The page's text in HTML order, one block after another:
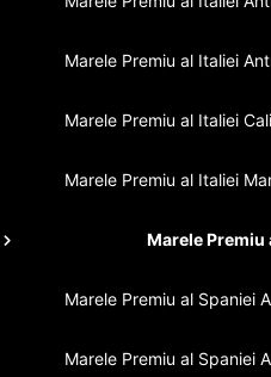
Marele Premiu al Italiei
Marele Premiu al Italiei
Marele Premiu al Italiei
Marele Premiu
Marele Premiu al Spaniei
Marele Premiu al Spaniei